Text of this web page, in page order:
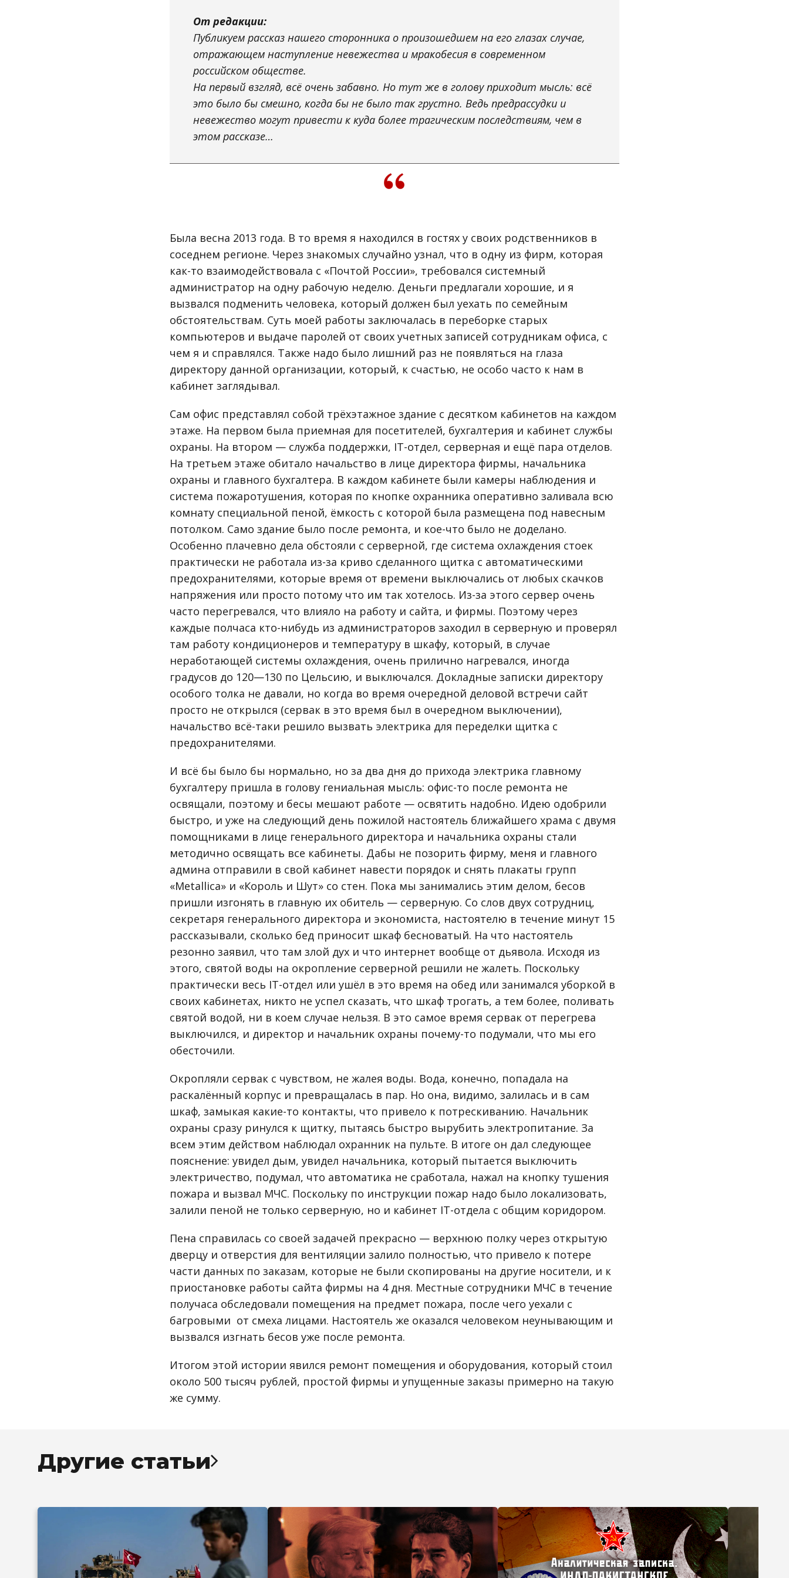
От редакции:
Публикуем рассказ нашего сторонника о произошедшем на его глазах случае,
отражающем наступление невежества и мракобесия в современном
российском обществе.
На первый взгляд, всё очень забавно. Но тут же в голову приходит мысль: всё
это было бы смешно, когда бы не было так грустно. Ведь предрассудки и
невежество могут привести к куда более трагическим последствиям, чем в
этом рассказе…
Была весна 2013 года. В то время я находился в гостях у своих родственников в
соседнем регионе. Через знакомых случайно узнал, что в одну из фирм, которая
как-то взаимодействовала с «Почтой России», требовался системный
администратор на одну рабочую неделю. Деньги предлагали хорошие, и я
вызвался подменить человека, который должен был уехать по семейным
обстоятельствам. Суть моей работы заключалась в переборке старых
компьютеров и выдаче паролей от своих учетных записей сотрудникам офиса, с
чем я и справлялся. Также надо было лишний раз не появляться на глаза
директору данной организации, который, к счастью, не особо часто к нам в
кабинет заглядывал.
Сам офис представлял собой трёхэтажное здание с десятком кабинетов на каждом
этаже. На первом была приемная для посетителей, бухгалтерия и кабинет службы
охраны. На втором — служба поддержки, IT-отдел, серверная и ещё пара отделов.
На третьем этаже обитало начальство в лице директора фирмы, начальника
охраны и главного бухгалтера. В каждом кабинете были камеры наблюдения и
система пожаротушения, которая по кнопке охранника оперативно заливала всю
комнату специальной пеной, ёмкость с которой была размещена под навесным
потолком. Само здание было после ремонта, и кое-что было не доделано.
Особенно плачевно дела обстояли с серверной, где система охлаждения стоек
практически не работала из-за криво сделанного щитка с автоматическими
предохранителями, которые время от времени выключались от любых скачков
напряжения или просто потому что им так хотелось. Из-за этого сервер очень
часто перегревался, что влияло на работу и сайта, и фирмы. Поэтому через
каждые полчаса кто-нибудь из администраторов заходил в серверную и проверял
там работу кондиционеров и температуру в шкафу, который, в случае
неработающей системы охлаждения, очень прилично нагревался, иногда
градусов до 120—130 по Цельсию, и выключался. Докладные записки директору
особого толка не давали, но когда во время очередной деловой встречи сайт
просто не открылся (сервак в это время был в очередном выключении),
начальство всё-таки решило вызвать электрика для переделки щитка с
предохранителями.
И всё бы было бы нормально, но за два дня до прихода электрика главному
бухгалтеру пришла в голову гениальная мысль: офис-то после ремонта не
освящали, поэтому и бесы мешают работе — освятить надобно. Идею одобрили
быстро, и уже на следующий день пожилой настоятель ближайшего храма с двумя
помощниками в лице генерального директора и начальника охраны стали
методично освящать все кабинеты. Дабы не позорить фирму, меня и главного
админа отправили в свой кабинет навести порядок и снять плакаты групп
«Metallica» и «Король и Шут» со стен. Пока мы занимались этим делом, бесов
пришли изгонять в главную их обитель — серверную. Со слов двух сотрудниц,
секретаря генерального директора и экономиста, настоятелю в течение минут 15
рассказывали, сколько бед приносит шкаф бесноватый. На что настоятель
резонно заявил, что там злой дух и что интернет вообще от дьявола. Исходя из
этого, святой воды на окропление серверной решили не жалеть. Поскольку
практически весь IT-отдел или ушёл в это время на обед или занимался уборкой в
своих кабинетах, никто не успел сказать, что шкаф трогать, а тем более, поливать
святой водой, ни в коем случае нельзя. В это самое время сервак от перегрева
выключился, и директор и начальник охраны почему-то подумали, что мы его
обесточили.
Окропляли сервак с чувством, не жалея воды. Вода, конечно, попадала на
раскалённый корпус и превращалась в пар. Но она, видимо, залилась и в сам
шкаф, замыкая какие-то контакты, что привело к потрескиванию. Начальник
охраны сразу ринулся к щитку, пытаясь быстро вырубить электропитание. За
всем этим действом наблюдал охранник на пульте. В итоге он дал следующее
пояснение: увидел дым, увидел начальника, который пытается выключить
электричество, подумал, что автоматика не сработала, нажал на кнопку тушения
пожара и вызвал МЧС. Поскольку по инструкции пожар надо было локализовать,
залили пеной не только серверную, но и кабинет IT-отдела с общим коридором.
Пена справилась со своей задачей прекрасно — верхнюю полку через открытую
дверцу и отверстия для вентиляции залило полностью, что привело к потере
части данных по заказам, которые не были скопированы на другие носители, и к
приостановке работы сайта фирмы на 4 дня. Местные сотрудники МЧС в течение
получаса обследовали помещения на предмет пожара, после чего уехали с
багровыми от смеха лицами. Настоятель же оказался человеком неунывающим и
вызвался изгнать бесов уже после ремонта.
Итогом этой истории явился ремонт помещения и оборудования, который стоил
около 500 тысяч рублей, простой фирмы и упущенные заказы примерно на такую
же сумму.
Другие статьи